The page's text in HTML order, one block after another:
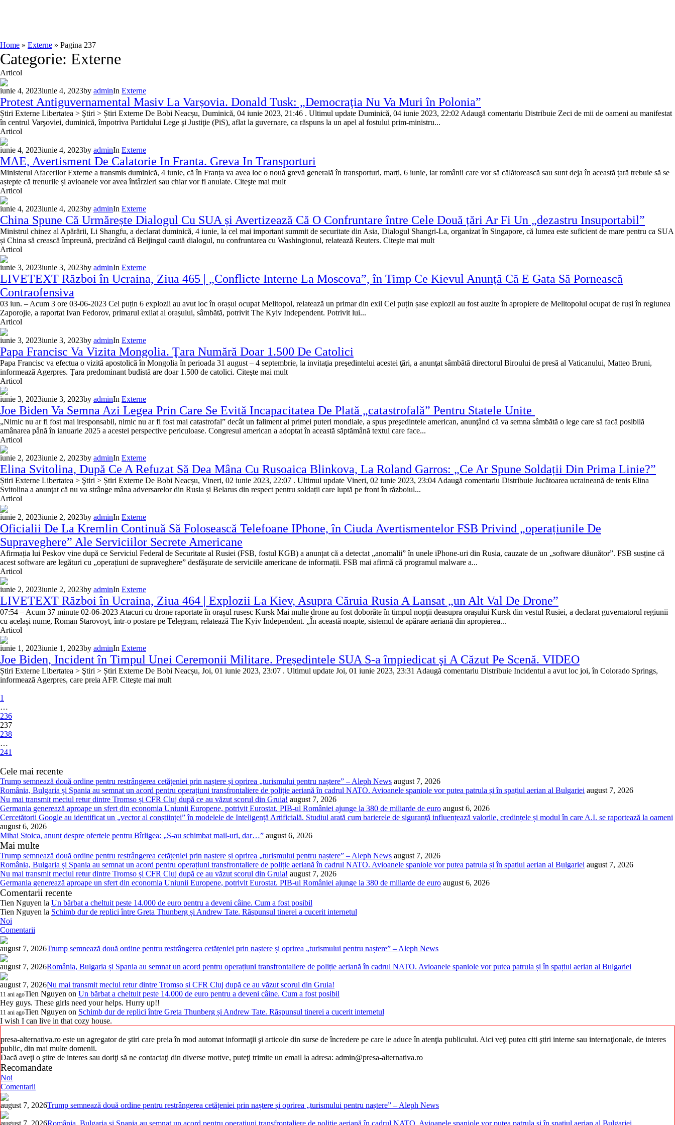
Home » Externe » Pagina 237
Categorie: Externe
Articol
iunie 4, 2023iunie 4, 2023by adminIn Externe
Protest Antiguvernamental Masiv La Varșovia. Donald Tusk: „Democraţia Nu Va Muri în Polonia”
Știri Externe Libertatea > Ştiri > Știri Externe De Bobi Neacșu, Duminică, 04 iunie 2023, 21:46 . Ultimul update Duminică, 04 iunie 2023, 22:02 Adaugă comentariu Distribuie Zeci de mii de oameni au manifestat
în centrul Varşoviei, duminică, împotriva Partidului Lege şi Justiţie (PiS), aflat la guvernare, ca răspuns la un apel al fostului prim-ministru...
Articol
iunie 4, 2023iunie 4, 2023by adminIn Externe
MAE, Avertisment De Calatorie In Franta. Greva In Transporturi
Ministerul Afacerilor Externe a transmis duminică, 4 iunie, că în Franța va avea loc o nouă grevă generală în transporturi, marți, 6 iunie, iar românii care vor să călătorească sau sunt deja în această țară trebuie să se
aștepte că trenurile și avioanele vor avea întârzieri sau chiar vor fi anulate. Citeşte mai mult
Articol
iunie 4, 2023iunie 4, 2023by adminIn Externe
China Spune Că Urmărește Dialogul Cu SUA și Avertizează Că O Confruntare între Cele Două țări Ar Fi Un „dezastru Insuportabil”
Ministrul chinez al Apărării, Li Shangfu, a declarat duminică, 4 iunie, la cel mai important summit de securitate din Asia, Dialogul Shangri-La, organizat în Singapore, că lumea este suficient de mare pentru ca SUA
și China să crească împreună, precizând că Beijingul caută dialogul, nu confruntarea cu Washingtonul, relatează Reuters. Citeşte mai mult
Articol
iunie 3, 2023iunie 3, 2023by adminIn Externe
LIVETEXT Război în Ucraina, Ziua 465 | „Conflicte Interne La Moscova”, în Timp Ce Kievul Anunță Că E Gata Să Pornească
Contraofensiva
03 iun. – Acum 3 ore 03-06-2023 Cel puțin 6 explozii au avut loc în orașul ocupat Melitopol, relatează un primar din exil Cel puțin șase explozii au fost auzite în apropiere de Melitopolul ocupat de ruși în regiunea
Zaporojie, a raportat Ivan Fedorov, primarul exilat al orașului, sâmbătă, potrivit The Kyiv Independent. Potrivit lui...
Articol
iunie 3, 2023iunie 3, 2023by adminIn Externe
Papa Francisc Va Vizita Mongolia. Ţara Numără Doar 1.500 De Catolici
Papa Francisc va efectua o vizită apostolică în Mongolia în perioada 31 august – 4 septembrie, la invitaţia preşedintelui acestei ţări, a anunţat sâmbătă directorul Biroului de presă al Vaticanului, Matteo Bruni,
informează Agerpres. Ţara predominant budistă are doar 1.500 de catolici. Citeşte mai mult
Articol
iunie 3, 2023iunie 3, 2023by adminIn Externe
Joe Biden Va Semna Azi Legea Prin Care Se Evită Incapacitatea De Plată „catastrofală” Pentru Statele Unite
„Nimic nu ar fi fost mai iresponsabil, nimic nu ar fi fost mai catastrofal” decât un faliment al primei puteri mondiale, a spus preşedintele american, anunţând că va semna sâmbătă o lege care să facă posibilă
amânarea până în ianuarie 2025 a acestei perspective periculoase. Congresul american a adoptat în această săptămână textul care face...
Articol
iunie 2, 2023iunie 2, 2023by adminIn Externe
Elina Svitolina, După Ce A Refuzat Să Dea Mâna Cu Rusoaica Blinkova, La Roland Garros: „Ce Ar Spune Soldații Din Prima Linie?”
Știri Externe Libertatea > Ştiri > Știri Externe De Bobi Neacșu, Vineri, 02 iunie 2023, 22:07 . Ultimul update Vineri, 02 iunie 2023, 23:04 Adaugă comentariu Distribuie Jucătoarea ucraineană de tenis Elina
Svitolina a anunţat că nu va strânge mâna adversarelor din Rusia și Belarus din respect pentru soldații care luptă pe front în războiul...
Articol
iunie 2, 2023iunie 2, 2023by adminIn Externe
Oficialii De La Kremlin Continuă Să Folosească Telefoane IPhone, în Ciuda Avertismentelor FSB Privind „operațiunile De
Supraveghere” Ale Serviciilor Secrete Americane
Afirmația lui Peskov vine după ce Serviciul Federal de Securitate al Rusiei (FSB, fostul KGB) a anunțat că a detectat „anomalii” în unele iPhone-uri din Rusia, cauzate de un „software dăunător”. FSB susține că
acest software are legături cu „operațiuni de supraveghere” desfășurate de serviciile americane de informații. FSB mai afirmă că programul malware a...
Articol
iunie 2, 2023iunie 2, 2023by adminIn Externe
LIVETEXT Război în Ucraina, Ziua 464 | Explozii La Kiev, Asupra Căruia Rusia A Lansat „un Alt Val De Drone”
07:54 – Acum 37 minute 02-06-2023 Atacuri cu drone raportate în orașul rusesc Kursk Mai multe drone au fost doborâte în timpul nopții deasupra orașului Kursk din vestul Rusiei, a declarat guvernatorul regiunii
cu același nume, Roman Starovoyt, într-o postare pe Telegram, relatează The Kyiv Independent. „În această noapte, sistemul de apărare aeriană din apropierea...
Articol
iunie 1, 2023iunie 1, 2023by adminIn Externe
Joe Biden, Incident în Timpul Unei Ceremonii Militare. Președintele SUA S-a împiedicat şi A Căzut Pe Scenă. VIDEO
Știri Externe Libertatea > Ştiri > Știri Externe De Bobi Neacșu, Joi, 01 iunie 2023, 23:07 . Ultimul update Joi, 01 iunie 2023, 23:31 Adaugă comentariu Distribuie Incidentul a avut loc joi, în Colorado Springs,
informează Agerpres, care preia AFP. Citeşte mai mult
1
…
236
237
238
…
241
Cele mai recente
Trump semnează două ordine pentru restrângerea cetățeniei prin naștere și oprirea „turismului pentru naștere” – Aleph News august 7, 2026
România, Bulgaria și Spania au semnat un acord pentru operațiuni transfrontaliere de poliție aeriană în cadrul NATO. Avioanele spaniole vor putea patrula și în spațiul aerian al Bulgariei august 7, 2026
Nu mai transmit meciul retur dintre Tromso și CFR Cluj după ce au văzut scorul din Gruia! august 7, 2026
Germania generează aproape un sfert din economia Uniunii Europene, potrivit Eurostat. PIB-ul României ajunge la 380 de miliarde de euro august 6, 2026
Cercetătorii Google au identificat un „vector al conștiinței” în modelele de Inteligență Artificială. Studiul arată cum barierele de siguranță influențează valorile, credințele și modul în care A.I. se raportează la oameni
august 6, 2026
Mihai Stoica, anunț despre ofertele pentru Bîrligea: „S-au schimbat mail-uri, dar…” august 6, 2026
Mai multe
Trump semnează două ordine pentru restrângerea cetățeniei prin naștere și oprirea „turismului pentru naștere” – Aleph News august 7, 2026
România, Bulgaria și Spania au semnat un acord pentru operațiuni transfrontaliere de poliție aeriană în cadrul NATO. Avioanele spaniole vor putea patrula și în spațiul aerian al Bulgariei august 7, 2026
Nu mai transmit meciul retur dintre Tromso și CFR Cluj după ce au văzut scorul din Gruia! august 7, 2026
Germania generează aproape un sfert din economia Uniunii Europene, potrivit Eurostat. PIB-ul României ajunge la 380 de miliarde de euro august 6, 2026
Comentarii recente
Tien Nguyen la Un bărbat a cheltuit peste 14.000 de euro pentru a deveni câine. Cum a fost posibil
Tien Nguyen la Schimb dur de replici între Greta Thunberg și Andrew Tate. Răspunsul tinerei a cucerit internetul
Noi
Comentarii
august 7, 2026Trump semnează două ordine pentru restrângerea cetățeniei prin naștere și oprirea „turismului pentru naștere” – Aleph News
august 7, 2026România, Bulgaria și Spania au semnat un acord pentru operațiuni transfrontaliere de poliție aeriană în cadrul NATO. Avioanele spaniole vor putea patrula și în spațiul aerian al Bulgariei
august 7, 2026Nu mai transmit meciul retur dintre Tromso și CFR Cluj după ce au văzut scorul din Gruia!
11 ani agoTien Nguyen on Un bărbat a cheltuit peste 14.000 de euro pentru a deveni câine. Cum a fost posibil
Hey guys. These girls need your helps. Hurry up!!
11 ani agoTien Nguyen on Schimb dur de replici între Greta Thunberg și Andrew Tate. Răspunsul tinerei a cucerit internetul
I wish I can live in that cozy house.
presa-alternativa.ro este un agregator de ştiri care preia în mod automat informaţii şi articole din surse de încredere pe care le aduce în atenţia publicului. Aici veţi putea citi ştiri interne sau internaţionale, de interes
public, din mai multe domenii.
Dacă aveţi o ştire de interes sau doriţi să ne contactaţi din diverse motive, puteţi trimite un email la adresa: admin@presa-alternativa.ro
Recomandate
Noi
Comentarii
august 7, 2026Trump semnează două ordine pentru restrângerea cetățeniei prin naștere și oprirea „turismului pentru naștere” – Aleph News
august 7, 2026România, Bulgaria și Spania au semnat un acord pentru operațiuni transfrontaliere de poliție aeriană în cadrul NATO. Avioanele spaniole vor putea patrula și în spațiul aerian al Bulgariei